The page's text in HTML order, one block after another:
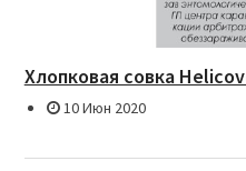
Хлопковая совка
10 Июн 2020